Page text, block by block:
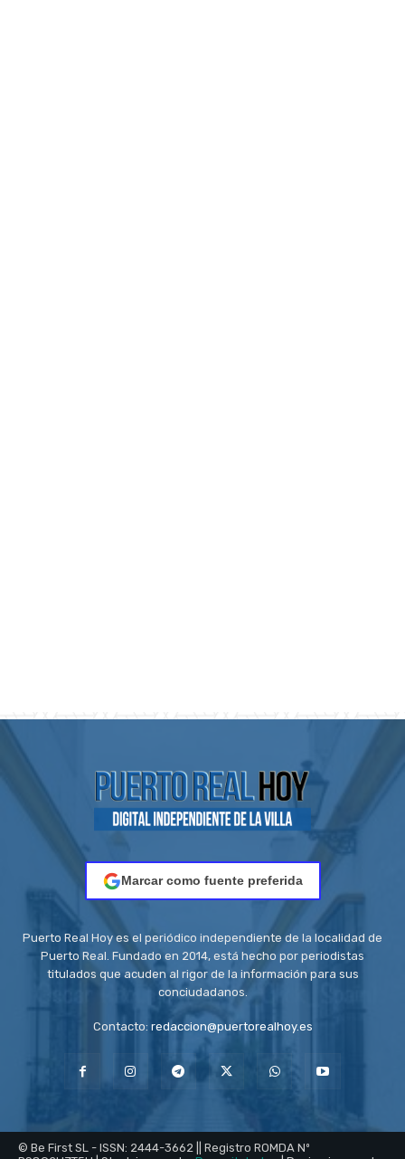
Marcar como fuente preferida
Puerto Real Hoy es el periódico independiente de la localidad de
Puerto Real. Fundado en 2014, está hecho por periodistas
titulados que acuden al rigor de la información para sus
conciudadanos.
Contacto: redaccion@puertorealhoy.es
© Be First SL - ISSN: 2444-3662 || Registro ROMDA Nº